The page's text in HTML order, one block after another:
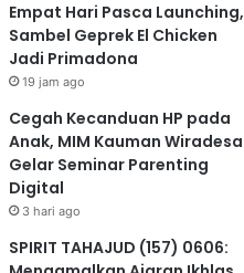
Empat Hari Pasca Launching,
Sambel Geprek El Chicken
Jadi Primadona
19 jam ago
Cegah Kecanduan HP pada
Anak, MIM Kauman Wiradesa
Gelar Seminar Parenting
Digital
3 hari ago
SPIRIT TAHAJUD (157) 0606: